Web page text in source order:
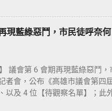
reurl.cc/0m483Y ），並
條例草案》則於 113 年 10 月
M26xam ），去（ 114
https://reurl.cc/bd3jMd ），
遂功虧一簣！ 108 年迄今，
域專家學者的專業意見，更因
此之外，民間也曾數度拜會陳
現藍綠惡鬥，市民徒呼奈何
議會第 6 會期再現藍綠惡鬥
者會，公布《高雄市議會第四
以及 4 位【待觀察名單】；